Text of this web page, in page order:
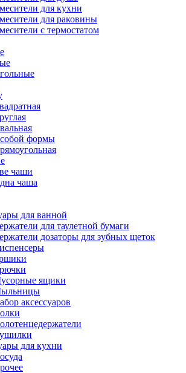
для кухни
для раковины
с термостатом
формы
чаши
чаша
для ванной
для таулетной бумаги
дозаторы для зубных щеток
ящики
аксессуаров
для кухни